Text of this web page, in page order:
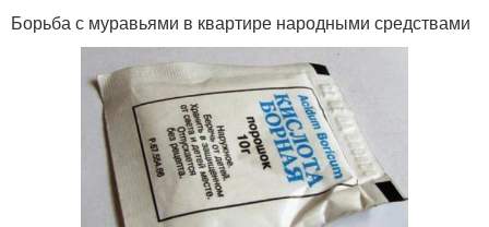
Борьба с муравьями в квартире народными средствами